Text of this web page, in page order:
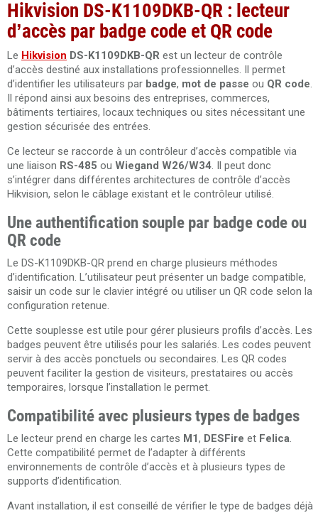
Hikvision DS-K1109DKB-QR : lecteur
d’accès par badge code et QR code
Le Hikvision DS-K1109DKB-QR est un lecteur de contrôle
d’accès destiné aux installations professionnelles. Il permet
d’identifier les utilisateurs par badge, mot de passe ou QR code.
Il répond ainsi aux besoins des entreprises, commerces,
bâtiments tertiaires, locaux techniques ou sites nécessitant une
gestion sécurisée des entrées.
Ce lecteur se raccorde à un contrôleur d’accès compatible via
une liaison RS-485 ou Wiegand W26/W34. Il peut donc
s’intégrer dans différentes architectures de contrôle d’accès
Hikvision, selon le câblage existant et le contrôleur utilisé.
Une authentification souple par badge code ou
QR code
Le DS-K1109DKB-QR prend en charge plusieurs méthodes
d’identification. L’utilisateur peut présenter un badge compatible,
saisir un code sur le clavier intégré ou utiliser un QR code selon la
configuration retenue.
Cette souplesse est utile pour gérer plusieurs profils d’accès. Les
badges peuvent être utilisés pour les salariés. Les codes peuvent
servir à des accès ponctuels ou secondaires. Les QR codes
peuvent faciliter la gestion de visiteurs, prestataires ou accès
temporaires, lorsque l’installation le permet.
Compatibilité avec plusieurs types de badges
Le lecteur prend en charge les cartes M1, DESFire et Felica.
Cette compatibilité permet de l’adapter à différents
environnements de contrôle d’accès et à plusieurs types de
supports d’identification.
Avant installation, il est conseillé de vérifier le type de badges déjà